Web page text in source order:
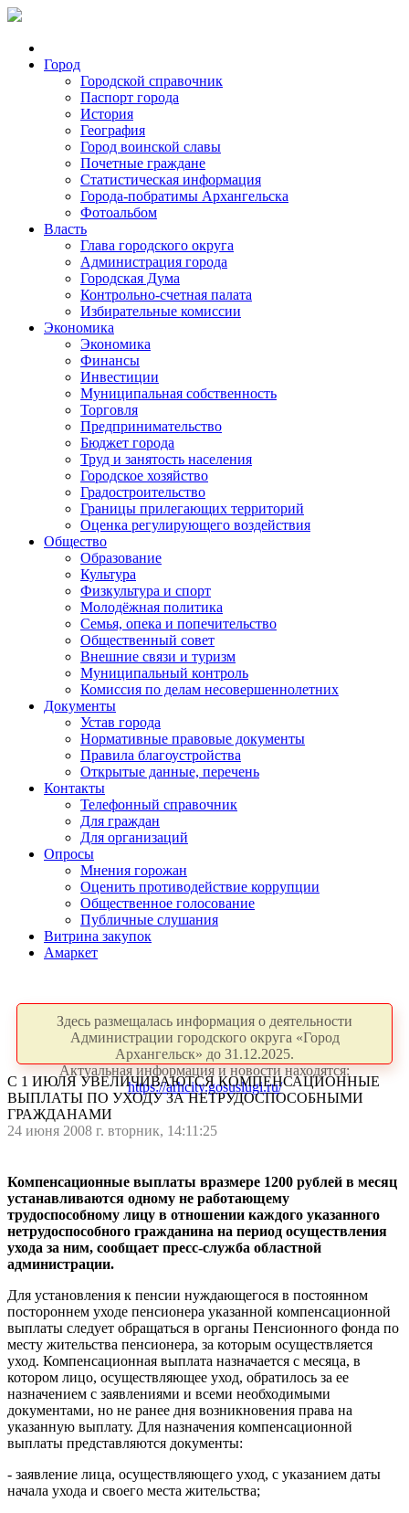
Город
Городской справочник
Паспорт города
История
География
Город воинской славы
Почетные граждане
Статистическая информация
Города-побратимы Архангельска
Фотоальбом
Власть
Глава городского округа
Администрация города
Городская Дума
Контрольно-счетная палата
Избирательные комиссии
Экономика
Экономика
Финансы
Инвестиции
Муниципальная собственность
Торговля
Предпринимательство
Бюджет города
Труд и занятость населения
Городское хозяйство
Градостроительство
Границы прилегающих территорий
Оценка регулирующего воздействия
Общество
Образование
Культура
Физкультура и спорт
Молодёжная политика
Семья, опека и попечительство
Общественный совет
Внешние связи и туризм
Муниципальный контроль
Комиссия по делам несовершеннолетних
Документы
Устав города
Нормативные правовые документы
Правила благоустройства
Открытые данные, перечень
Контакты
Телефонный справочник
Для граждан
Для организаций
Опросы
Мнения горожан
Оценить противодействие коррупции
Общественное голосование
Публичные слушания
Витрина закупок
Амаркет
Здесь размещалась информация о деятельности
Администрации городского округа «Город
Архангельск» до 31.12.2025.
Актуальная информация и новости находятся:
https://arhcity.gosuslugi.ru/
С 1 ИЮЛЯ УВЕЛИЧИВАЮТСЯ КОМПЕНСАЦИОННЫЕ
ВЫПЛАТЫ ПО УХОДУ ЗА НЕТРУДОСПОСОБНЫМИ
ГРАЖДАНАМИ
24 июня 2008 г. вторник, 14:11:25
Компенсационные выплаты вразмере 1200 рублей в месяц
устанавливаются одному не работающему
трудоспособному лицу в отношении каждого указанного
нетрудоспособного гражданина на период осуществления
ухода за ним, сообщает пресс-служба областной
администрации.
Для установления к пенсии нуждающегося в постоянном
постороннем уходе пенсионера указанной компенсационной
выплаты следует обращаться в органы Пенсионного фонда по
месту жительства пенсионера, за которым осуществляется
уход. Компенсационная выплата назначается с месяца, в
котором лицо, осуществляющее уход, обратилось за ее
назначением с заявлениями и всеми необходимыми
документами, но не ранее дня возникновения права на
указанную выплату. Для назначения компенсационной
выплаты представляются документы:
- заявление лица, осуществляющего уход, с указанием даты
начала ухода и своего места жительства;